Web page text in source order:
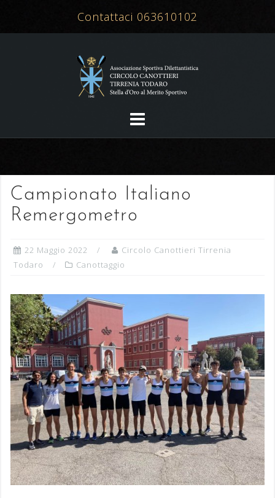
Contattaci 063610102
Campionato Italiano
Remergometro
22 Maggio 2022
Circolo Canottieri Tirrenia
Todaro
Canottaggio